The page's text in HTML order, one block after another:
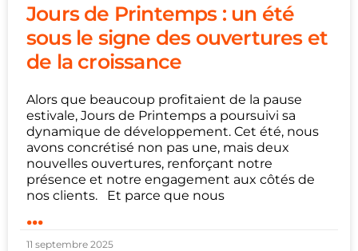
Jours de Printemps : un été
sous le signe des ouvertures et
de la croissance
Alors que beaucoup profitaient de la pause
estivale, Jours de Printemps a poursuivi sa
dynamique de développement. Cet été, nous
avons concrétisé non pas une, mais deux
nouvelles ouvertures, renforçant notre
présence et notre engagement aux côtés de
nos clients. Et parce que nous
...
11 septembre 2025